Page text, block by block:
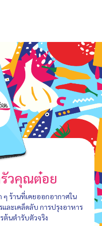
วคุณต๋อย
ๆ ร้านที่เคยออกอากาศใน
ละเคล็ดลับ การปรุงอาหาร
ต้นตำรับตัวจริง